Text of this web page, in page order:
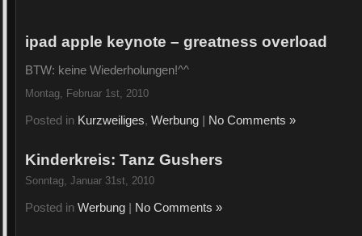
ipad apple keynote – greatness overload
BTW: keine Wiederholungen!^^
Montag, Februar 1st, 2010
Posted in Kurzweiliges, Werbung No Comments »
Kinderkreis: Tanz Gushers
Sonntag, Januar 31st, 2010
Posted in Werbung No Comments »